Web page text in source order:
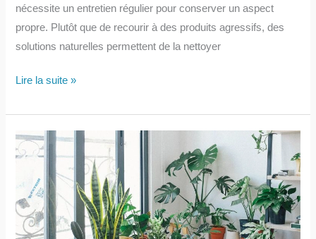
nécessite un entretien régulier pour conserver un aspect
propre. Plutôt que de recourir à des produits agressifs, des
solutions naturelles permettent de la nettoyer
5
naturelles
pour
nettoyer
terrasse
en
béton
Lire la suite »